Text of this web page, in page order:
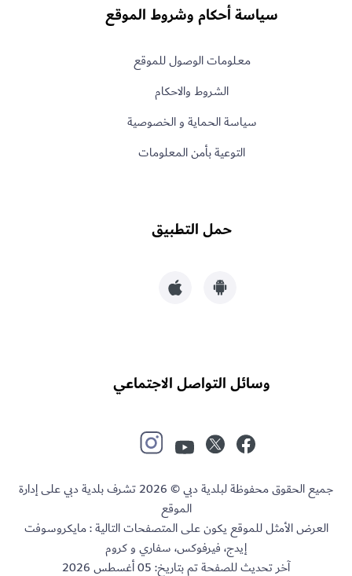
سياسة أحكام وشروط الموقع
معـلومات الوصول للموقع
الشروط والاحكام
سياسة الحماية و الخصوصية
التوعية بأمن المعلومات
حمل التطبيق
وسائل التواصل الاجتماعي
جميع الحقوق محفوظة لبلدية دبي © 2026 تشرف بلدية دبي على إدارة
الموقع
العرض الأمثل للموقع يكون على المتصفحات التالية : مايكروسوفت
إيدج، فيرفوكس، سفاري و كروم
آخر تحديث للصفحة تم بتاريخ:05 أغسطس 2026